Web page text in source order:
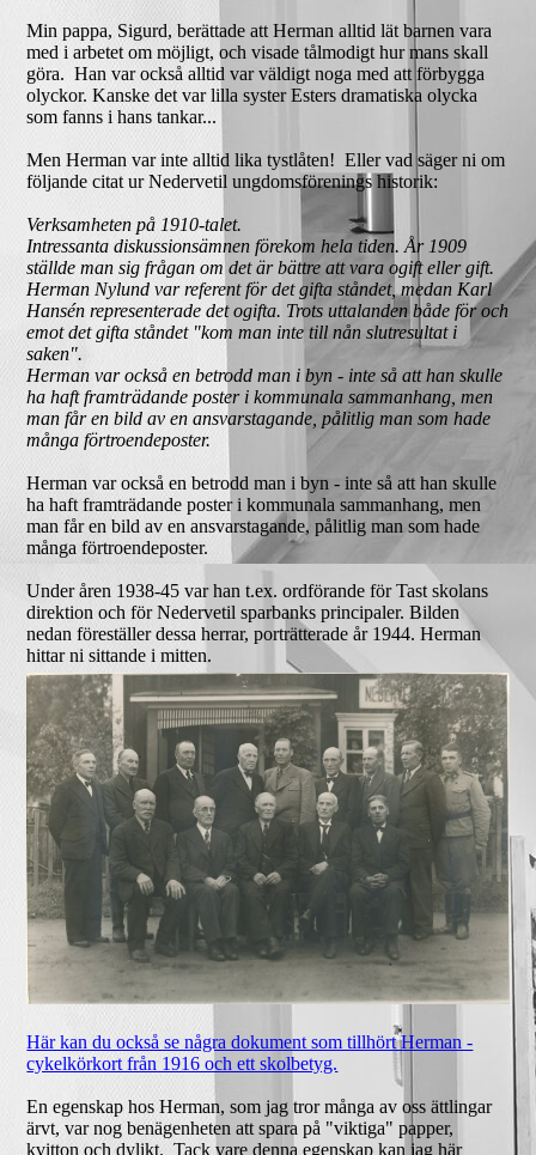
Min pappa, Sigurd, berättade att Herman alltid lät barnen vara
med i arbetet om möjligt, och visade tålmodigt hur mans skall
göra. Han var också alltid var väldigt noga med att förbygga
olyckor. Kanske det var lilla syster Esters dramatiska olycka
som fanns i hans tankar...
Men Herman var inte alltid lika tystlåten! Eller vad säger ni om
följande citat ur Nedervetil ungdomsförenings historik:
Verksamheten på 1910-talet.
Intressanta diskussionsämnen förekom hela tiden. År 1909
ställde man sig frågan om det är bättre att vara ogift eller gift.
Herman Nylund var referent för det gifta ståndet, medan Karl
Hansén representerade det ogifta. Trots uttalanden både för och
emot det gifta ståndet "kom man inte till nån slutresultat i
saken".
Herman var också en betrodd man i byn - inte så att han skulle
ha haft framträdande poster i kommunala sammanhang, men
man får en bild av en ansvarstagande, pålitlig man som hade
många förtroendeposter.
Herman var också en betrodd man i byn - inte så att han skulle
ha haft framträdande poster i kommunala sammanhang, men
man får en bild av en ansvarstagande, pålitlig man som hade
många förtroendeposter.
Under åren 1938-45 var han t.ex. ordförande för Tast skolans
direktion och för Nedervetil sparbanks principaler. Bilden
nedan föreställer dessa herrar, porträtterade år 1944. Herman
hittar ni sittande i mitten.
Här kan du också se några dokument som tillhört Herman -
cykelkörkort från 1916 och ett skolbetyg.
En egenskap hos Herman, som jag tror många av oss ättlingar
ärvt, var nog benägenheten att spara på "viktiga" papper,
kvitton och dylikt. Tack vare denna egenskap kan jag här